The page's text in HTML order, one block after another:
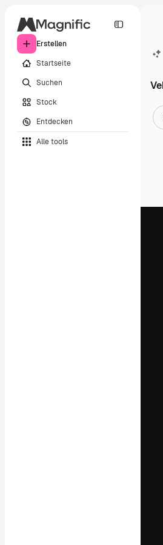
Erstellen
Startseite
Suchen
Stock
Entdecken
Alle tools